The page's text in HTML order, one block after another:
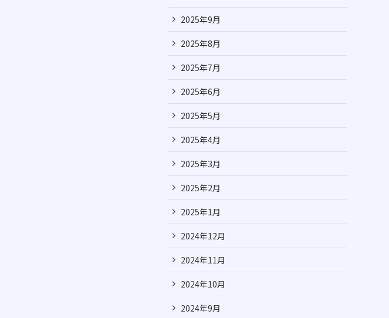
2025年9月
2025年8月
2025年7月
2025年6月
2025年5月
2025年4月
2025年3月
2025年2月
2025年1月
2024年12月
2024年11月
2024年10月
2024年9月